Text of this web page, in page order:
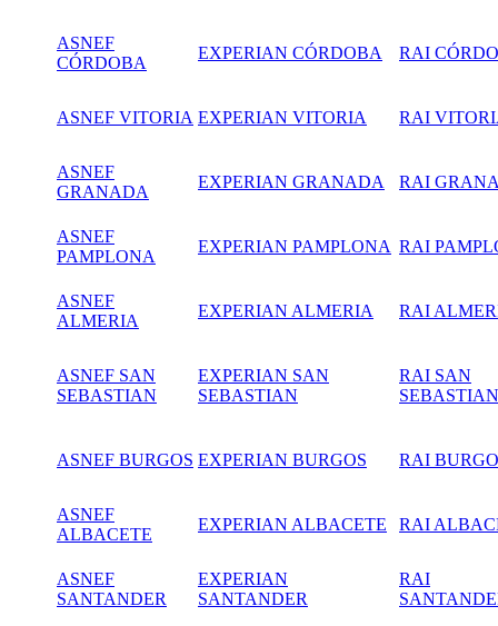
ASNEF
CÓRDOBA
EXPERIAN CÓRDOBA RAI
ASNEF VITORIA EXPERIAN VITORIA RAI
ASNEF
GRANADA
EXPERIAN GRANADA RAI
ASNEF
PAMPLONA
EXPERIAN PAMPLONA RAI
ASNEF
ALMERIA
EXPERIAN ALMERIA RAI
ASNEF SAN
SEBASTIAN
EXPERIAN SAN
SEBASTIAN
RAI SAN
SEBASTIAN
ASNEF BURGOS EXPERIAN BURGOS RAI
ASNEF
ALBACETE
EXPERIAN ALBACETE RAI
ASNEF
SANTANDER
EXPERIAN
SANTANDER
RAI